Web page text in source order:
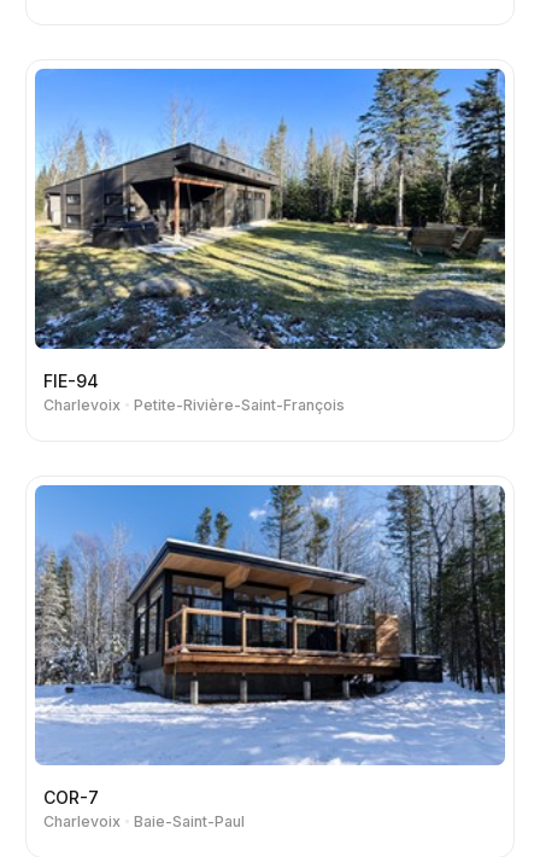
FIE-94
Charlevoix Petite-Rivière-Saint-François
COR-7
Charlevoix Baie-Saint-Paul